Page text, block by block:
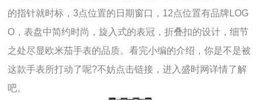
的指针就时标，3点位置的日期窗口，12点位置有品牌LOG
O，表盘中简约时尚，旋入式的表冠，折叠扣的设计，细节
之处尽显欧米茄手表的品质。看完小编的介绍，你是不是被
这款手表所打动了呢?不妨点击链接，进入盛时网详情了解
吧。